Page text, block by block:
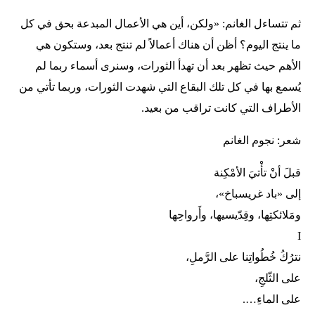
ثم تتساءل الغانم: «ولكن، أين هي الأعمال المبدعة بحق في كل
ما ينتج اليوم؟ أظن أن هناك أعمالاً لم تنتج بعد، وستكون هي
الأهم حيث تظهر بعد أن تهدأ الثورات، وسنرى أسماء ربما لم
يُسمع بها في كل تلك البقاع التي شهدت الثورات، وربما تأتي من
الأطراف التي كانت تراقب من بعيد.
شعر: نجوم الغانم
قبلَ أنْ تأْتيَ الأمْكِنة
إلى «باد غريسباخ»،
ومَلائكتِها، وقِدّيسيها، وأَرواحِها
I
نترُكُ خُطُواتِنا على الرَّملِ،
على الثّلجِ،
على الماءِ….